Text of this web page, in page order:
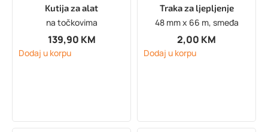
Kutija za alat
na točkovima
139,90 KM
Dodaj u korpu
Traka za ljepljenje
48 mm x 66 m, smeđa
2,00 KM
Dodaj u korpu